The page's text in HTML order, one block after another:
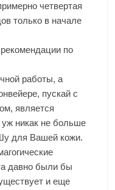
четвертая
только в начале
по
работы, а
пускай с
является
никак не больше
для Вашей кожи.
давно были бы
и еще